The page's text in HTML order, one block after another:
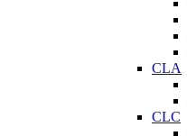
CLA
CLC